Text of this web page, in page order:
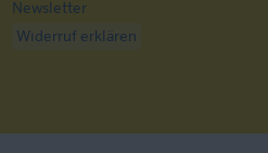
Newsletter
Widerruf erklären